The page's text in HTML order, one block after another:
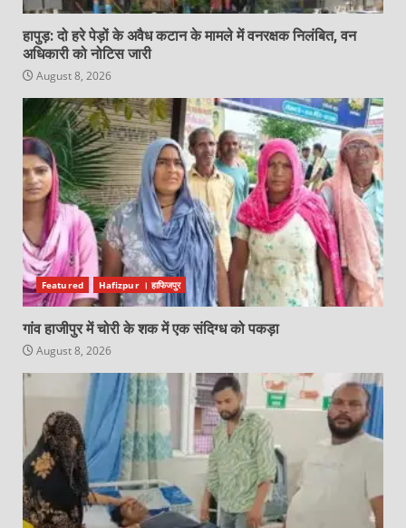
हापुड़: दो हरे पेड़ों के अवैध कटान के मामले में वनरक्षक निलंबित, वन
अधिकारी को नोटिस जारी
August 8, 2026
Featured Hafizpur । हाफिजपुर
गांव हाजीपुर में चोरी के शक में एक संदिग्ध को पकड़ा
August 8, 2026